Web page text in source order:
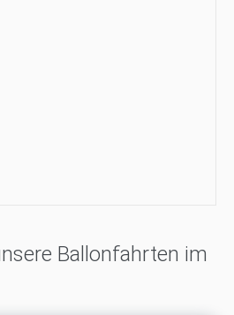
Ballonfahrten im